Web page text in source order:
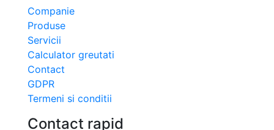
Companie
Produse
Servicii
Calculator greutati
Contact
GDPR
Termeni si conditii
Contact rapid